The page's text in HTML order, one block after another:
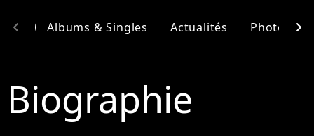
Albums & Singles Actualités Photos
chevron_left chevron_right
Biographie